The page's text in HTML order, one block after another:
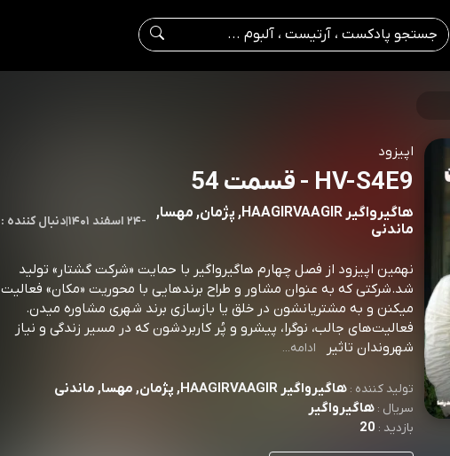
اپیزود
HV-S4E9 - قسمت 54
هاگیرواگیر HAAGIRVAAGIR, پژمان, مهسا,
ماندنی
-۲۴ اسفند ۱۴۰۱ |0 : دنبال کننده
نهمین اپیزود از فصل چهارم هاگیرواگیر با حمایت «شرکت گشتار» تولید
شد.شرکتی که به عنوان مشاور و طراح برندهایی با محوریت «مکان» فعالیت
میکنن و به مشتریانشون در خلق یا بازسازی برند شهری مشاوره میدن.
فعالیت‌های جالب، نوگرا، پیشرو و پُر کاربردشون که در مسیر زندگی و نیاز
شهروندان تاثیر
ادامه...
تولید کننده :هاگیرواگیر HAAGIRVAAGIR, پژمان, مهسا, ماندنی
سریال :هاگیرواگیر
بازدید : 20